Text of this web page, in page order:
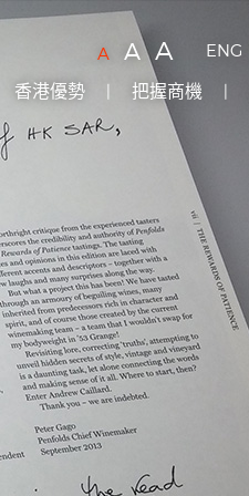
字
大
小：
(A)
字
型
(
A) 字
型
大
小：
大
(
A) ENG
香港優勢 把握商機